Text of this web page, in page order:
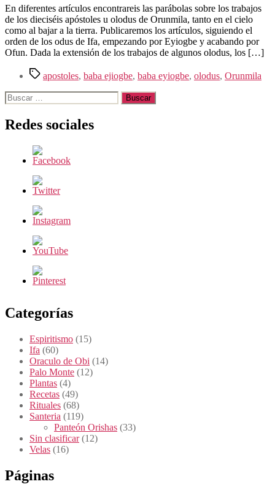
la
entrada
En diferentes artículos encontrareis las parábolas sobre los trabajos
de los dieciséis apóstoles u olodus de Orunmila, tanto en el cielo
como al bajar a la tierra. Publicaremos los artículos, siguiendo el
orden de los odus de Ifa, empezando por Eyiogbe y acabando por
Ofun. Dada la extensión de los trabajos de algunos olodus, los […]
Etiquetas
apostoles, baba ejiogbe, baba eyiogbe, olodus, Orunmila
Buscar:
Redes sociales
Categorías
Espiritismo (15)
Ifa (60)
Oraculo de Obi (14)
Palo Monte (12)
Plantas (4)
Recetas (49)
Rituales (68)
Santeria (119)
Panteón Orishas (33)
Sin clasificar(12)
Velas (16)
Páginas